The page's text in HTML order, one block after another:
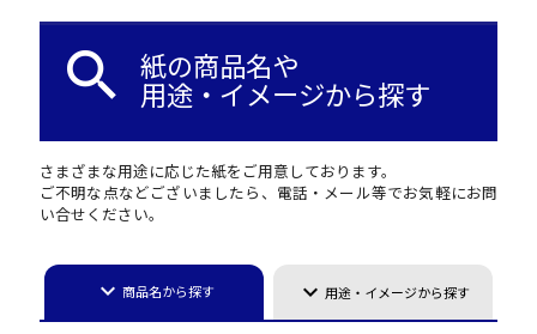
search 紙の商品名や
用途・イメージから探す
さまざまな用途に応じた紙をご用意しております。
ご不明な点などございましたら、電話・メール等でお気軽にお問
い合せください。
keyboard_arrow_down 商品名から探す keyboard_arrow_down用途・イメージから探す